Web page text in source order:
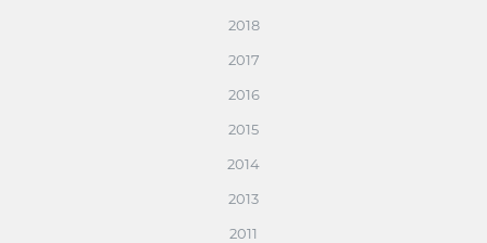
2018
2017
2016
2015
2014
2013
2011